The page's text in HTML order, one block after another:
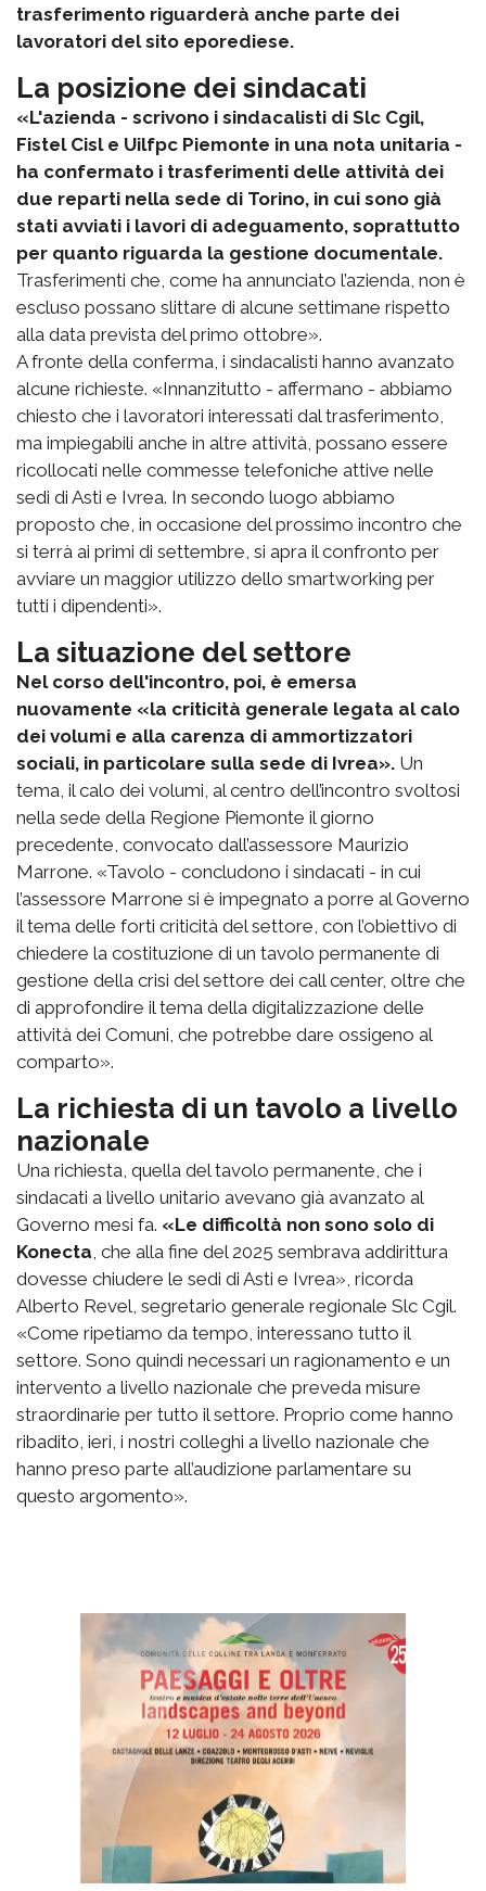
trasferimento riguarderà anche parte dei
lavoratori del sito eporediese.
La posizione dei sindacati
«L'azienda - scrivono i sindacalisti di Slc Cgil,
Fistel Cisl e Uilfpc Piemonte in una nota unitaria -
ha confermato i trasferimenti delle attività dei
due reparti nella sede di Torino, in cui sono già
stati avviati i lavori di adeguamento, soprattutto
per quanto riguarda la gestione documentale.
Trasferimenti che, come ha annunciato l’azienda, non è
escluso possano slittare di alcune settimane rispetto
alla data prevista del primo ottobre».
A fronte della conferma, i sindacalisti hanno avanzato
alcune richieste. «Innanzitutto - affermano - abbiamo
chiesto che i lavoratori interessati dal trasferimento,
ma impiegabili anche in altre attività, possano essere
ricollocati nelle commesse telefoniche attive nelle
sedi di Asti e Ivrea. In secondo luogo abbiamo
proposto che, in occasione del prossimo incontro che
si terrà ai primi di settembre, si apra il confronto per
avviare un maggior utilizzo dello smartworking per
tutti i dipendenti».
La situazione del settore
Nel corso dell'incontro, poi, è emersa
nuovamente «la criticità generale legata al calo
dei volumi e alla carenza di ammortizzatori
sociali, in particolare sulla sede di Ivrea». Un
tema, il calo dei volumi, al centro dell’incontro svoltosi
nella sede della Regione Piemonte il giorno
precedente, convocato dall’assessore Maurizio
Marrone. «Tavolo - concludono i sindacati - in cui
l’assessore Marrone si è impegnato a porre al Governo
il tema delle forti criticità del settore, con l’obiettivo di
chiedere la costituzione di un tavolo permanente di
gestione della crisi del settore dei call center, oltre che
di approfondire il tema della digitalizzazione delle
attività dei Comuni, che potrebbe dare ossigeno al
comparto».
La richiesta di un tavolo a livello
nazionale
Una richiesta, quella del tavolo permanente, che i
sindacati a livello unitario avevano già avanzato al
Governo mesi fa. «Le difficoltà non sono solo di
Konecta, che alla fine del 2025 sembrava addirittura
dovesse chiudere le sedi di Asti e Ivrea», ricorda
Alberto Revel, segretario generale regionale Slc Cgil.
«Come ripetiamo da tempo, interessano tutto il
settore. Sono quindi necessari un ragionamento e un
intervento a livello nazionale che preveda misure
straordinarie per tutto il settore. Proprio come hanno
ribadito, ieri, i nostri colleghi a livello nazionale che
hanno preso parte all’audizione parlamentare su
questo argomento».